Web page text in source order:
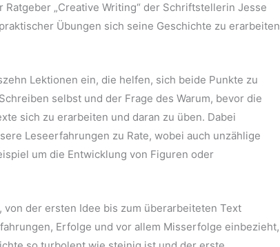
„Creative Writing“ der Schriftstellerin Jesse
Übungen sich seine Geschichte zu erarbeiten
Lektionen ein, die helfen, sich beide Punkte zu
selbst und der Frage des Warum, bevor die
sich zu erarbeiten und daran zu üben. Dabei
Leseerfahrungen zu Rate, wobei auch unzählige
um die Entwicklung von Figuren oder
der ersten Idee bis zum überarbeiteten Text
Erfolge und vor allem Misserfolge einbezieht,